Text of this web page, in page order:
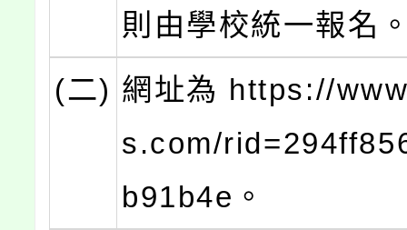
則由學校統一報名
(二) 網址為 https://
s.com/
b91b4e。